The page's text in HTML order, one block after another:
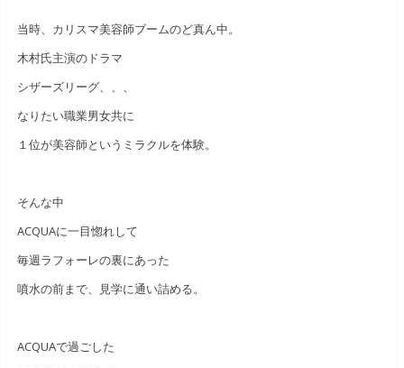
当時、カリスマ美容師ブームのど真ん中。
木村氏主演のドラマ
シザーズリーグ、、、
なりたい職業男女共に
１位が美容師というミラクルを体験。
そんな中
ACQUAに一目惚れして
毎週ラフォーレの裏にあった
噴水の前まで、見学に通い詰める。
ACQUAで過ごした